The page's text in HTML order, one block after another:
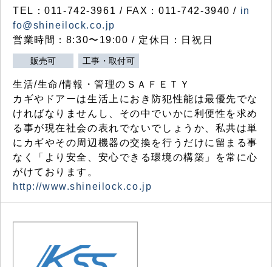
TEL：011-742-3961 / FAX：011-742-3940 / in
fo@shineilock.co.jp
営業時間：8:30〜19:00 / 定休日：日祝日
販売可 工事・取付可
生活/生命/情報・管理のＳＡＦＥＴＹ
カギやドアーは生活上におき防犯性能は最優先でな
ければなりませんし、その中でいかに利便性を求め
る事が現在社会の表れでないでしょうか、私共は単
にカギやその周辺機器の交換を行うだけに留まる事
なく「より安全、安心できる環境の構築」を常に心
がけております。
http://www.shineilock.co.jp